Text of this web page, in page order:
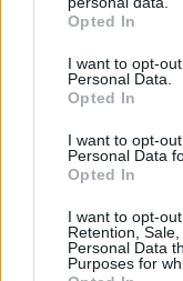
grant or deny
use your data for
consent section.
Opted In
I want to opt-
Personal Data.
Opted In
I want to opt-
Personal Data
Opted In
I want to opt-
Retention,
Personal Data
Purposes for